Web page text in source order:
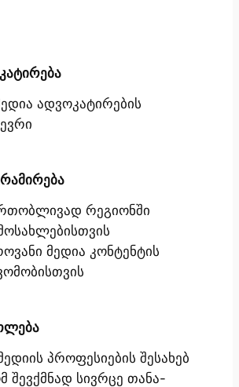
ადვოკატირების
რეგიონში
მედია კონტენტის
პროფესიების შესახებ
შევქმნად სივრცე თანა-